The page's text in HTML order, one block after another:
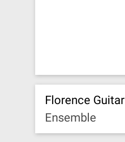
Florence
Ensemble